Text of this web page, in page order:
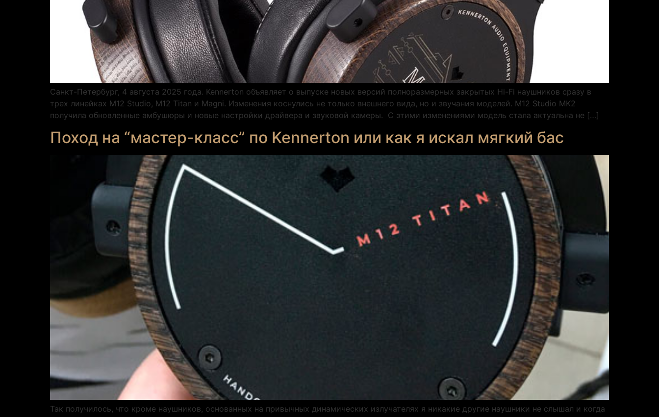
Санкт-Петербург, 4 августа 2025 года. Kennerton объявляет о выпуске новых версий полноразмерных закрытых Hi-Fi наушников сразу в
трех линейках M12 Studio, M12 Titan и Magni. Изменения коснулись не только внешнего вида, но и звучания моделей. M12 Studio MK2
получила обновленные амбушюры и новые настройки драйвера и звуковой камеры. С этими изменениями модель стала актуальна не […]
Поход на “мастер-класс” по Kennerton или как я искал мягкий бас
Так получилось, что кроме наушников, основанных на привычных динамических излучателях я никакие другие наушники не слышал и когда